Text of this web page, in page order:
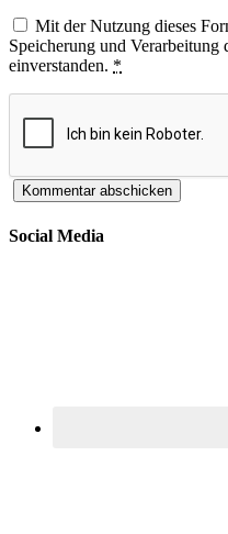
Mit der Nutzung dieses
Speicherung und Verarbeitung
einverstanden. *
Social Media